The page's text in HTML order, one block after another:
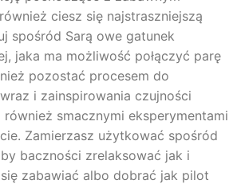
ciesz się najstraszniejszą
spośród Sarą owe gatunek
jaka ma możliwość połączyć parę
pozostać procesem do
i zainspirowania czujności
również smacznymi eksperymentami
Zamierzasz użytkować spośród
baczności zrelaksować jak i
zabawiać albo dobrać jak pilot